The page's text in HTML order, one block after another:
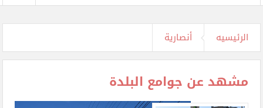
الرئيسيه أنصارية
مشهد عن جوامع البلدة